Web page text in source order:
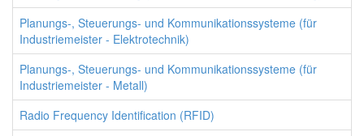
Planungs-, Steuerungs- und Kommunikationssysteme (für
Industriemeister - Elektrotechnik)
Planungs-, Steuerungs- und Kommunikationssysteme (für
Industriemeister - Metall)
Radio Frequency Identification (RFID)